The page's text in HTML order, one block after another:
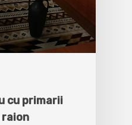
cu primarii